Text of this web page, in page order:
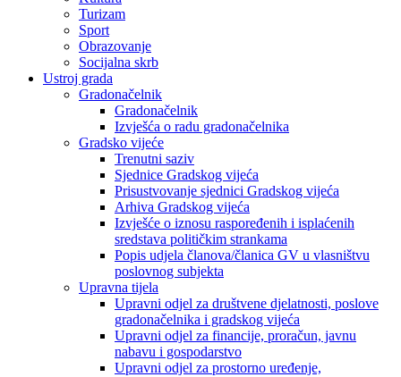
Turizam
Sport
Obrazovanje
Socijalna skrb
Ustroj grada
Gradonačelnik
Gradonačelnik
Izvješća o radu gradonačelnika
Gradsko vijeće
Trenutni saziv
Sjednice Gradskog vijeća
Prisustvovanje sjednici Gradskog vijeća
Arhiva Gradskog vijeća
Izvješće o iznosu raspoređenih i isplaćenih
sredstava političkim strankama
Popis udjela članova/članica GV u vlasništvu
poslovnog subjekta
Upravna tijela
Upravni odjel za društvene djelatnosti, poslove
gradonačelnika i gradskog vijeća
Upravni odjel za financije, proračun, javnu
nabavu i gospodarstvo
Upravni odjel za prostorno uređenje,